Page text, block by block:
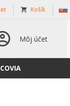
Košík
Môj účet